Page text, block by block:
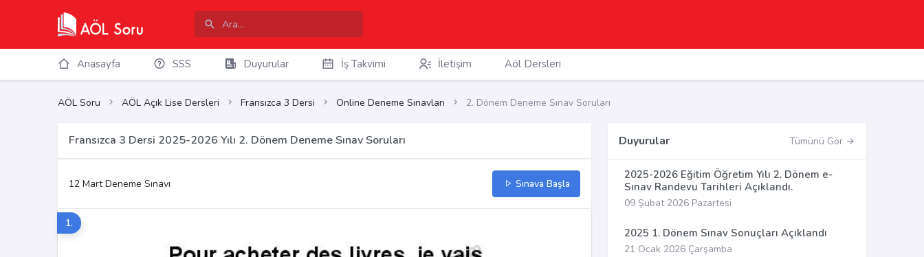
Anasayfa SSS Duyurular İş Takvimi İletişim Aöl Dersleri
AÖL Soru AÖL Açık Lise Dersleri Fransızca 3 Dersi Online Deneme Sınavları 2. Dönem Deneme Sınav Soruları
Fransızca 3 Dersi 2025-2026 Yılı 2. Dönem Deneme Sınav Soruları
12 Mart Deneme Sınavı Sınava Başla
1.
Duyurular Tümünü Gör
2025-2026 Eğitim Öğretim Yılı 2. Dönem e-
Sınav Randevu Tarihleri Açıklandı.
09 Şubat 2026 Pazartesi
2025 1. Dönem Sınav Sonuçları Açıklandı
21 Ocak 2026 Çarşamba